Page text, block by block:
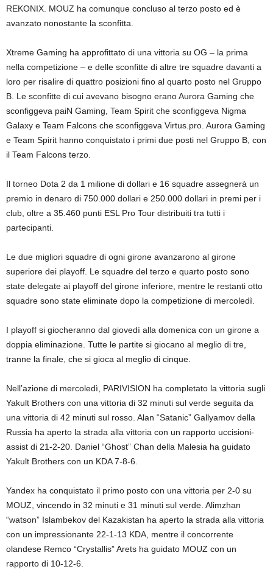
REKONIX. MOUZ ha comunque concluso al terzo posto ed è
avanzato nonostante la sconfitta.
Xtreme Gaming ha approfittato di una vittoria su OG – la prima
nella competizione – e delle sconfitte di altre tre squadre davanti a
loro per risalire di quattro posizioni fino al quarto posto nel Gruppo
B. Le sconfitte di cui avevano bisogno erano Aurora Gaming che
sconfiggeva paiN Gaming, Team Spirit che sconfiggeva Nigma
Galaxy e Team Falcons che sconfiggeva Virtus.pro. Aurora Gaming
e Team Spirit hanno conquistato i primi due posti nel Gruppo B, con
il Team Falcons terzo.
Il torneo Dota 2 da 1 milione di dollari e 16 squadre assegnerà un
premio in denaro di 750.000 dollari e 250.000 dollari in premi per i
club, oltre a 35.460 punti ESL Pro Tour distribuiti tra tutti i
partecipanti.
Le due migliori squadre di ogni girone avanzarono al girone
superiore dei playoff. Le squadre del terzo e quarto posto sono
state delegate ai playoff del girone inferiore, mentre le restanti otto
squadre sono state eliminate dopo la competizione di mercoledì.
I playoff si giocheranno dal giovedì alla domenica con un girone a
doppia eliminazione. Tutte le partite si giocano al meglio di tre,
tranne la finale, che si gioca al meglio di cinque.
Nell’azione di mercoledì, PARIVISION ha completato la vittoria sugli
Yakult Brothers con una vittoria di 32 minuti sul verde seguita da
una vittoria di 42 minuti sul rosso. Alan “Satanic” Gallyamov della
Russia ha aperto la strada alla vittoria con un rapporto uccisioni-
assist di 21-2-20. Daniel “Ghost” Chan della Malesia ha guidato
Yakult Brothers con un KDA 7-8-6.
Yandex ha conquistato il primo posto con una vittoria per 2-0 su
MOUZ, vincendo in 32 minuti e 31 minuti sul verde. Alimzhan
“watson” Islambekov del Kazakistan ha aperto la strada alla vittoria
con un impressionante 22-1-13 KDA, mentre il concorrente
olandese Remco “Crystallis” Arets ha guidato MOUZ con un
rapporto di 10-12-6.